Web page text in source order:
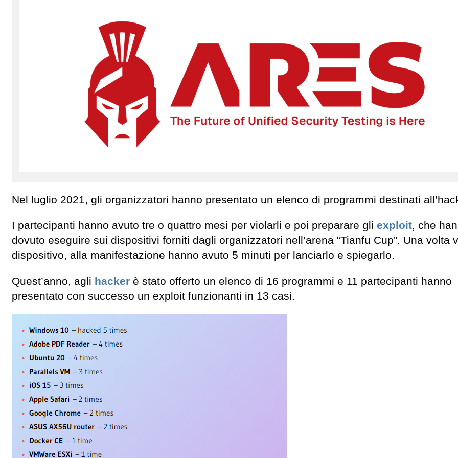
Nel luglio 2021, gli organizzatori hanno presentato un elenco di programmi destinati
I partecipanti hanno avuto tre o quattro mesi per violarli e poi preparare gli exploit, che
dovuto eseguire sui dispositivi forniti dagli organizzatori nell’arena “Tianfu Cup”. Una volta
dispositivo, alla manifestazione hanno avuto 5 minuti per lanciarlo e spiegarlo.
Quest’anno, agli hacker è stato offerto un elenco di 16 programmi e 11 partecipanti hanno
presentato con successo un exploit funzionanti in 13 casi.